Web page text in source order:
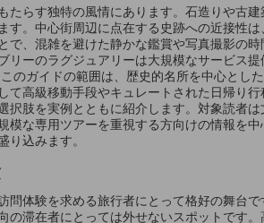
らす独特の風情にあります。石造りや古
。中心街周辺に点在する史跡への近接性
、混雑を避けた静かな鑑賞や写真撮影の
ーのラグジュアリーは大規模なサービス
のガイドの範囲は、歴史的名所を中心とし
高級移動手段やキュレートされた日帰り
肢を実例とともに紹介します。対象読者
な専用ツアーを重視する方向けの情報を
込みます。
体験を求める旅行者にとって格好の舞台
滞在者にとっては外せないスポットです